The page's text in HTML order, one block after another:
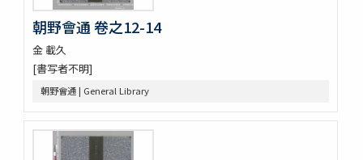
朱子學的 2巻
時庵集 9巻
醒翁先生遺稿 4巻
太虚亭集 3巻
袖香編 4巻
九天應元雷聲普化天尊説玉樞寳經 1巻首1巻坿符篆1巻
大韓明成皇后洪陵誌 1巻附記1巻
大慧普覺禪師書
朝野會通 卷之12-14
金 載久
[書写者不明]
朝野會通 | General Library